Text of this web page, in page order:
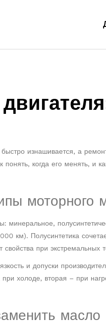
изнашивается, а
понять, когда его менять, и
моторного
минеральное,
км). Полусинтетика
свойства при
и допуски
холоде, вторая – при
масло